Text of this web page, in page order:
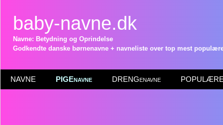
baby-navne.dk
Navne: Betydning og Oprindelse
Godkendte danske børnenavne + navneliste over top mest
NAVNE PIGEnavne DRENGenavne POPULÆRE